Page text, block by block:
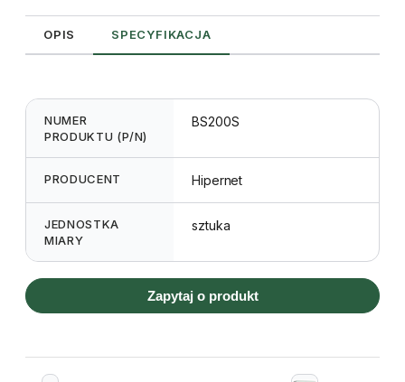
OPIS SPECYFIKACJA
NUMER
PRODUKTU (P/N)
BS200S
PRODUCENT Hipernet
JEDNOSTKA
MIARY
sztuka
Zapytaj o produkt